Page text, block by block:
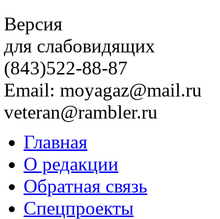
Версия
для слабовидящих
(843)522-88-87
Email: moyagaz@mail.ru
veteran@rambler.ru
Главная
О редакции
Обратная связь
Спецпроекты